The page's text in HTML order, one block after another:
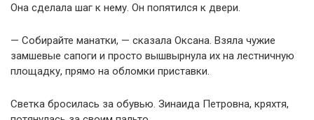
Она сделала шаг к нему. Он попятился к двери.
— Собирайте манатки, — сказала Оксана. Взяла чужие
замшевые сапоги и просто вышвырнула их на лестничную
площадку, прямо на обломки приставки.
Светка бросилась за обувью. Зинаида Петровна, кряхтя,